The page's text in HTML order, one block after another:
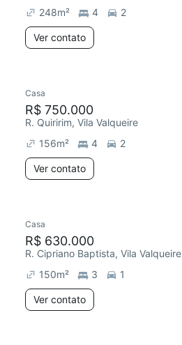
248m² 4 2
Ver contato
Casa
R$ 750.000
R. Quiririm, Vila Valqueire
156m² 4 2
Ver contato
Casa
R$ 630.000
R. Cipriano Baptista, Vila Valqueire
150m² 3 1
Ver contato